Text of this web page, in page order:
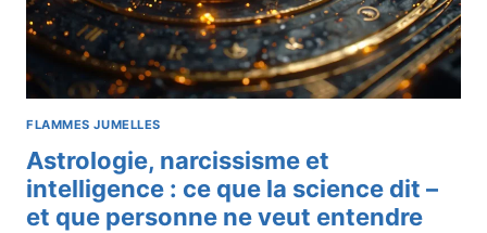
FLAMMES JUMELLES
Astrologie, narcissisme et
intelligence : ce que la science dit –
et que personne ne veut entendre